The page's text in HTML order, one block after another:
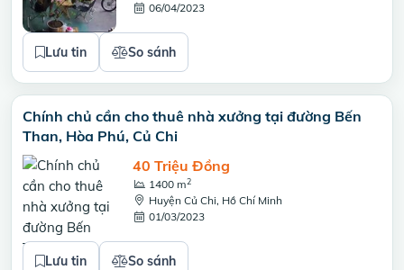
06/04/2023
Lưu tin So sánh
Chính chủ cần cho thuê nhà xưởng tại đường Bến
Than, Hòa Phú, Củ Chi
40 Triệu Đồng
1400 m2
Huyện Củ Chi, Hồ Chí Minh
01/03/2023
Lưu tin So sánh